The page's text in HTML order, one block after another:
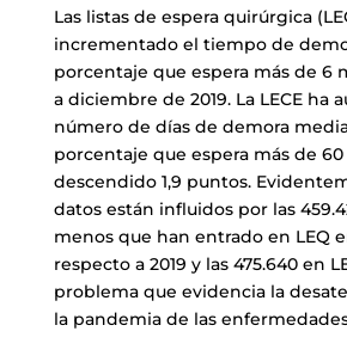
Las listas de espera quirúrgica
incrementado el tiempo de
porcentaje que espera más de 6
a diciembre de 2019. La LECE ha
número de días de demora
porcentaje que espera más de
descendido 1,9 puntos.
datos están influidos por las
menos que han entrado en LEQ
respecto a 2019 y las 475.640 en
problema que evidencia la
la pandemia de las